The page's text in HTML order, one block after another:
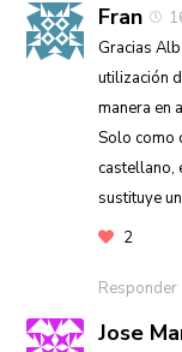
Fran
Gracias
utilización
manera en
Solo como
castellano,
sustituye
2
Responder
Jose